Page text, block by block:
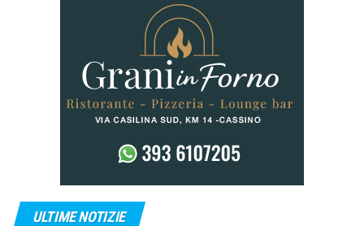
ULTIME NOTIZIE